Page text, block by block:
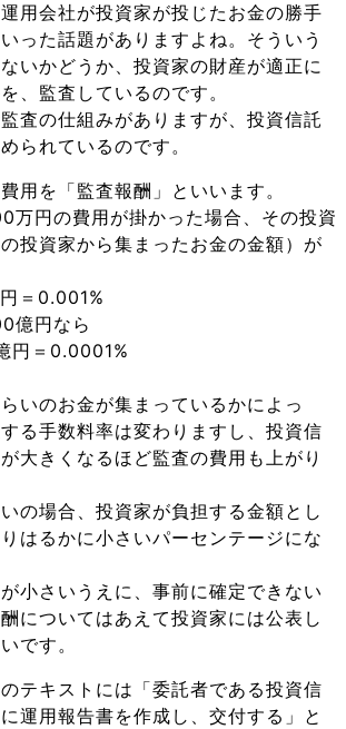
用会社が投資家が投じたお金の勝手
った話題がありますよね。そういう
いかどうか、投資家の財産が適正に
、監査しているのです。
査の仕組みがありますが、投資信託
られているのです。
用を「監査報酬」といいます。
万円の費用が掛かった場合、その投資
投資家から集まったお金の金額）が
＝0.001%
億円なら
＝0.0001%
いのお金が集まっているかによっ
る手数料率は変わりますし、投資信
大きくなるほど監査の費用も上がり
の場合、投資家が負担する金額とし
はるかに小さいパーセンテージにな
小さいうえに、事前に確定できない
についてはあえて投資家には公表し
です。
テキストには「委託者である投資信
運用報告書を作成し、交付する」と